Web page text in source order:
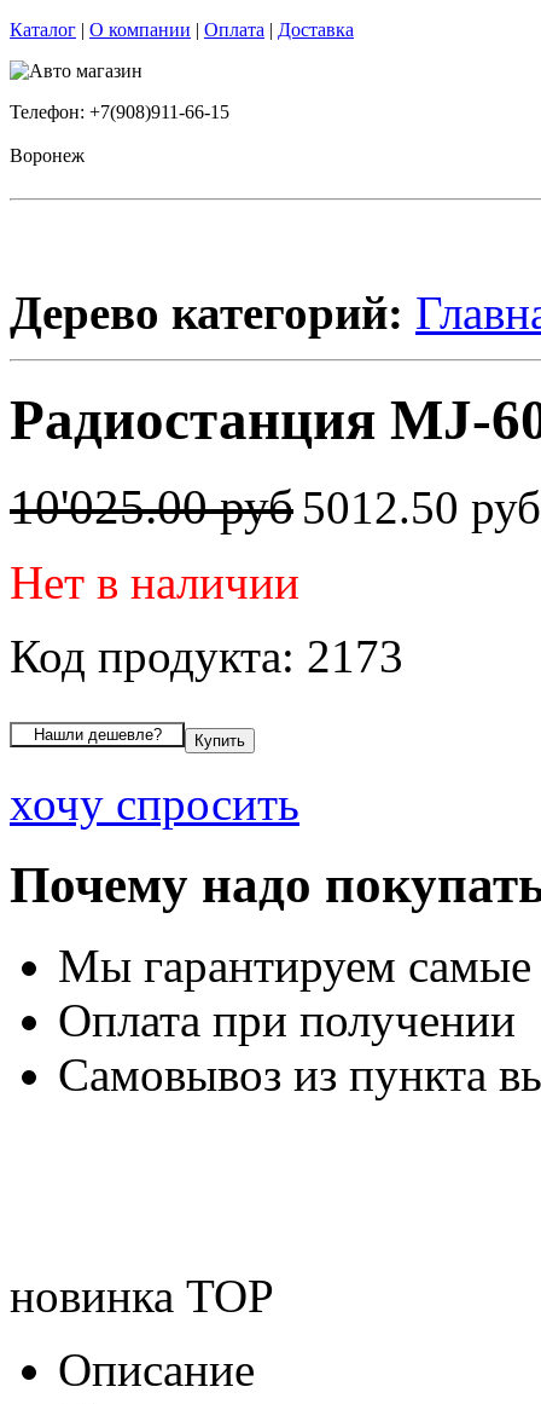
Каталог | О компании | Оплата | Доставка
Телефон: +7(908)911-66-15
Воронеж
Дерево категорий:
Радиостанция MJ-
10'025.00 руб 5012.50
Нет в наличии
Код продукта: 2173
хочу спросить
Почему надо
Мы гарантируем
Оплата при получении
Самовывоз из пункта
новинка TOP
Описание